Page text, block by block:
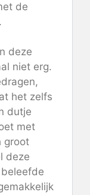
de
deze
niet erg.
het zelfs
dutje
met
groot
deze